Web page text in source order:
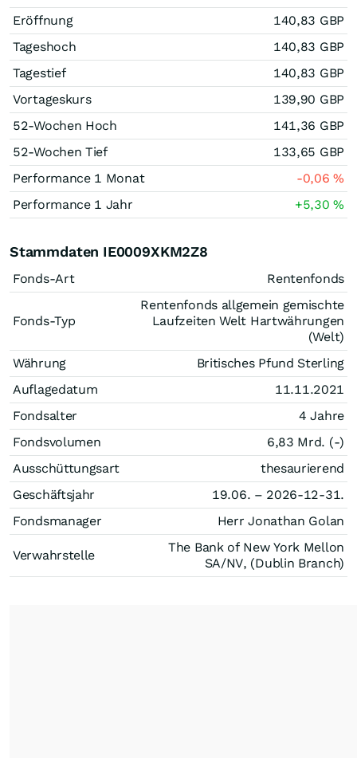
Eröffnung
140,83 GBP
Tageshoch
140,83 GBP
Tagestief
140,83 GBP
Vortageskurs
139,90 GBP
52-Wochen Hoch
141,36 GBP
52-Wochen Tief
133,65 GBP
Performance 1 Monat
-0,06%
Performance 1 Jahr
+5,30%
Stammdaten IE0009XKM2Z8
Fonds-Art Rentenfonds
Fonds-Typ
Rentenfonds allgemein gemischte
Laufzeiten Welt Hartwährungen
(Welt)
Währung
Britisches Pfund Sterling
Auflagedatum
11.11.2021
Fondsalter
4 Jahre
Fondsvolumen
6,83 Mrd. (-)
Ausschüttungsart
thesaurierend
Geschäftsjahr
19.06. – 2026-12-31.
Fondsmanager
Herr Jonathan Golan
Verwahrstelle
The Bank of New York Mellon
SA/NV, (Dublin Branch)